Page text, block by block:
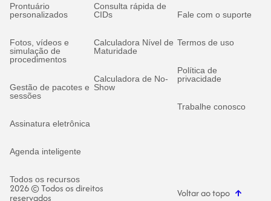
Prontuário
personalizados
Fotos, vídeos e
simulação de
procedimentos
Gestão de pacotes e
sessões
Assinatura eletrônica
Agenda inteligente
Todos os recursos
Consulta rápida de
CIDs
Calculadora Nível de
Maturidade
Calculadora de No-
Show
Fale com o suporte
Termos de uso
Política de
privacidade
Trabalhe conosco
2026 © Todos os direitos
reservados Voltar ao topo